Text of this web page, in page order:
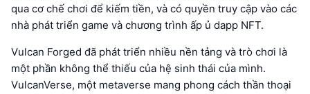
qua cơ chế chơi để kiếm tiền, và có quyền truy cập vào các
nhà phát triển game và chương trình ấp ủ dapp NFT.
Vulcan Forged đã phát triển nhiều nền tảng và trò chơi là
một phần không thể thiếu của hệ sinh thái của mình.
VulcanVerse, một metaverse mang phong cách thần thoại